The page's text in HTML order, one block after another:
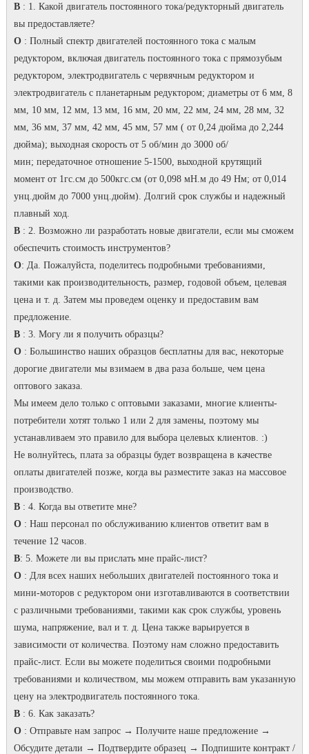
В: 1. Какой двигатель постоянного тока/редукторный двигатель
вы предоставляете?
О: Полный спектр двигателей постоянного тока с малым
редуктором, включая двигатель постоянного тока с прямозубым
редуктором, электродвигатель с червячным редуктором и
электродвигатель с планетарным редуктором; диаметры от 6 мм, 8
мм, 10 мм, 12 мм, 13 мм, 16 мм, 20 мм, 22 мм, 24 мм, 28 мм, 32
мм, 36 мм, 37 мм, 42 мм, 45 мм, 57 мм ( от 0,24 дюйма до 2,244
дюйма); выходная скорость от 5 об/мин до 3000 об/
мин; передаточное отношение 5-1500, выходной крутящий
момент от 1гс.см до 500кгс.см (от 0,098 мН.м до 49 Нм; от 0,014
унц.дюйм до 7000 унц.дюйм). Долгий срок службы и надежный
плавный ход.
В: 2. Возможно ли разработать новые двигатели, если мы сможем
обеспечить стоимость инструментов?
О: Да. Пожалуйста, поделитесь подробными требованиями,
такими как производительность, размер, годовой объем, целевая
цена и т. д. Затем мы проведем оценку и предоставим вам
предложение.
В: 3. Могу ли я получить образцы?
О: Большинство наших образцов бесплатны для вас, некоторые
дорогие двигатели мы взимаем в два раза больше, чем цена
оптового заказа.
Мы имеем дело только с оптовыми заказами, многие клиенты-
потребители хотят только 1 или 2 для замены, поэтому мы
устанавливаем это правило для выбора целевых клиентов. :)
Не волнуйтесь, плата за образцы будет возвращена в качестве
оплаты двигателей позже, когда вы разместите заказ на массовое
производство.
В: 4. Когда вы ответите мне?
О: Наш персонал по обслуживанию клиентов ответит вам в
течение 12 часов.
В: 5. Можете ли вы прислать мне прайс-лист?
О: Для всех наших небольших двигателей постоянного тока и
мини-моторов с редуктором они изготавливаются в соответствии
с различными требованиями, такими как срок службы, уровень
шума, напряжение, вал и т. д. Цена также варьируется в
зависимости от количества. Поэтому нам сложно предоставить
прайс-лист. Если вы можете поделиться своими подробными
требованиями и количеством, мы можем отправить вам указанную
цену на электродвигатель постоянного тока.
В: 6. Как заказать?
О: Отправьте нам запрос → Получите наше предложение →
Обсудите детали → Подтвердите образец → Подпишите контракт /